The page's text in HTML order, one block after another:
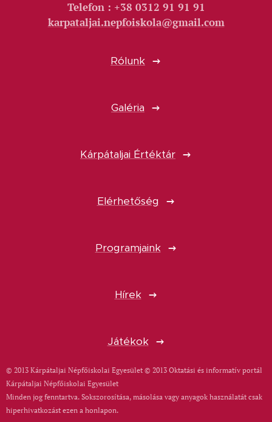
Telefon : +38 0312 91 91 91
karpataljai.nepfoiskola@gmail.com
Rólunk
Galéria
Kárpátaljai Értéktár
Elérhetőség
Programjaink
Hírek
Játékok
© 2013 Kárpátaljai Népfőiskolai Egyesület © 2013 Oktatási és informatív portál
Kárpátaljai Népfőiskolai Egyesület
Minden jog fenntartva. Sokszorosítása, másolása vagy anyagok használatát csak
hiperhivatkozást ezen a honlapon.